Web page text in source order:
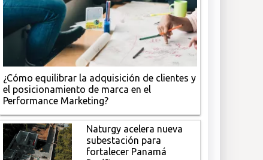
¿Cómo equilibrar la adquisición de clientes y
el posicionamiento de marca en el
Performance Marketing?
Naturgy acelera nueva
subestación para
fortalecer Panamá